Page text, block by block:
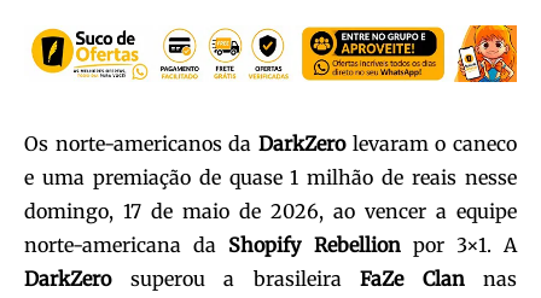
Os norte-americanos da DarkZerolevaram o caneco
e uma premiação de quase 1 milhão de reais nesse
domingo, 17 de maio de 2026, ao vencer a equipe
norte-americana da Shopify Rebellionpor 3×1. A
DarkZerosuperou a brasileira FaZe Clannas